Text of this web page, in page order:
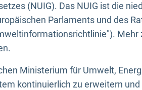
(NUIG). Das NUIG ist die
Parlaments und des
Mehr
Ministerium für Umwelt,
kontinuierlich zu erweitern